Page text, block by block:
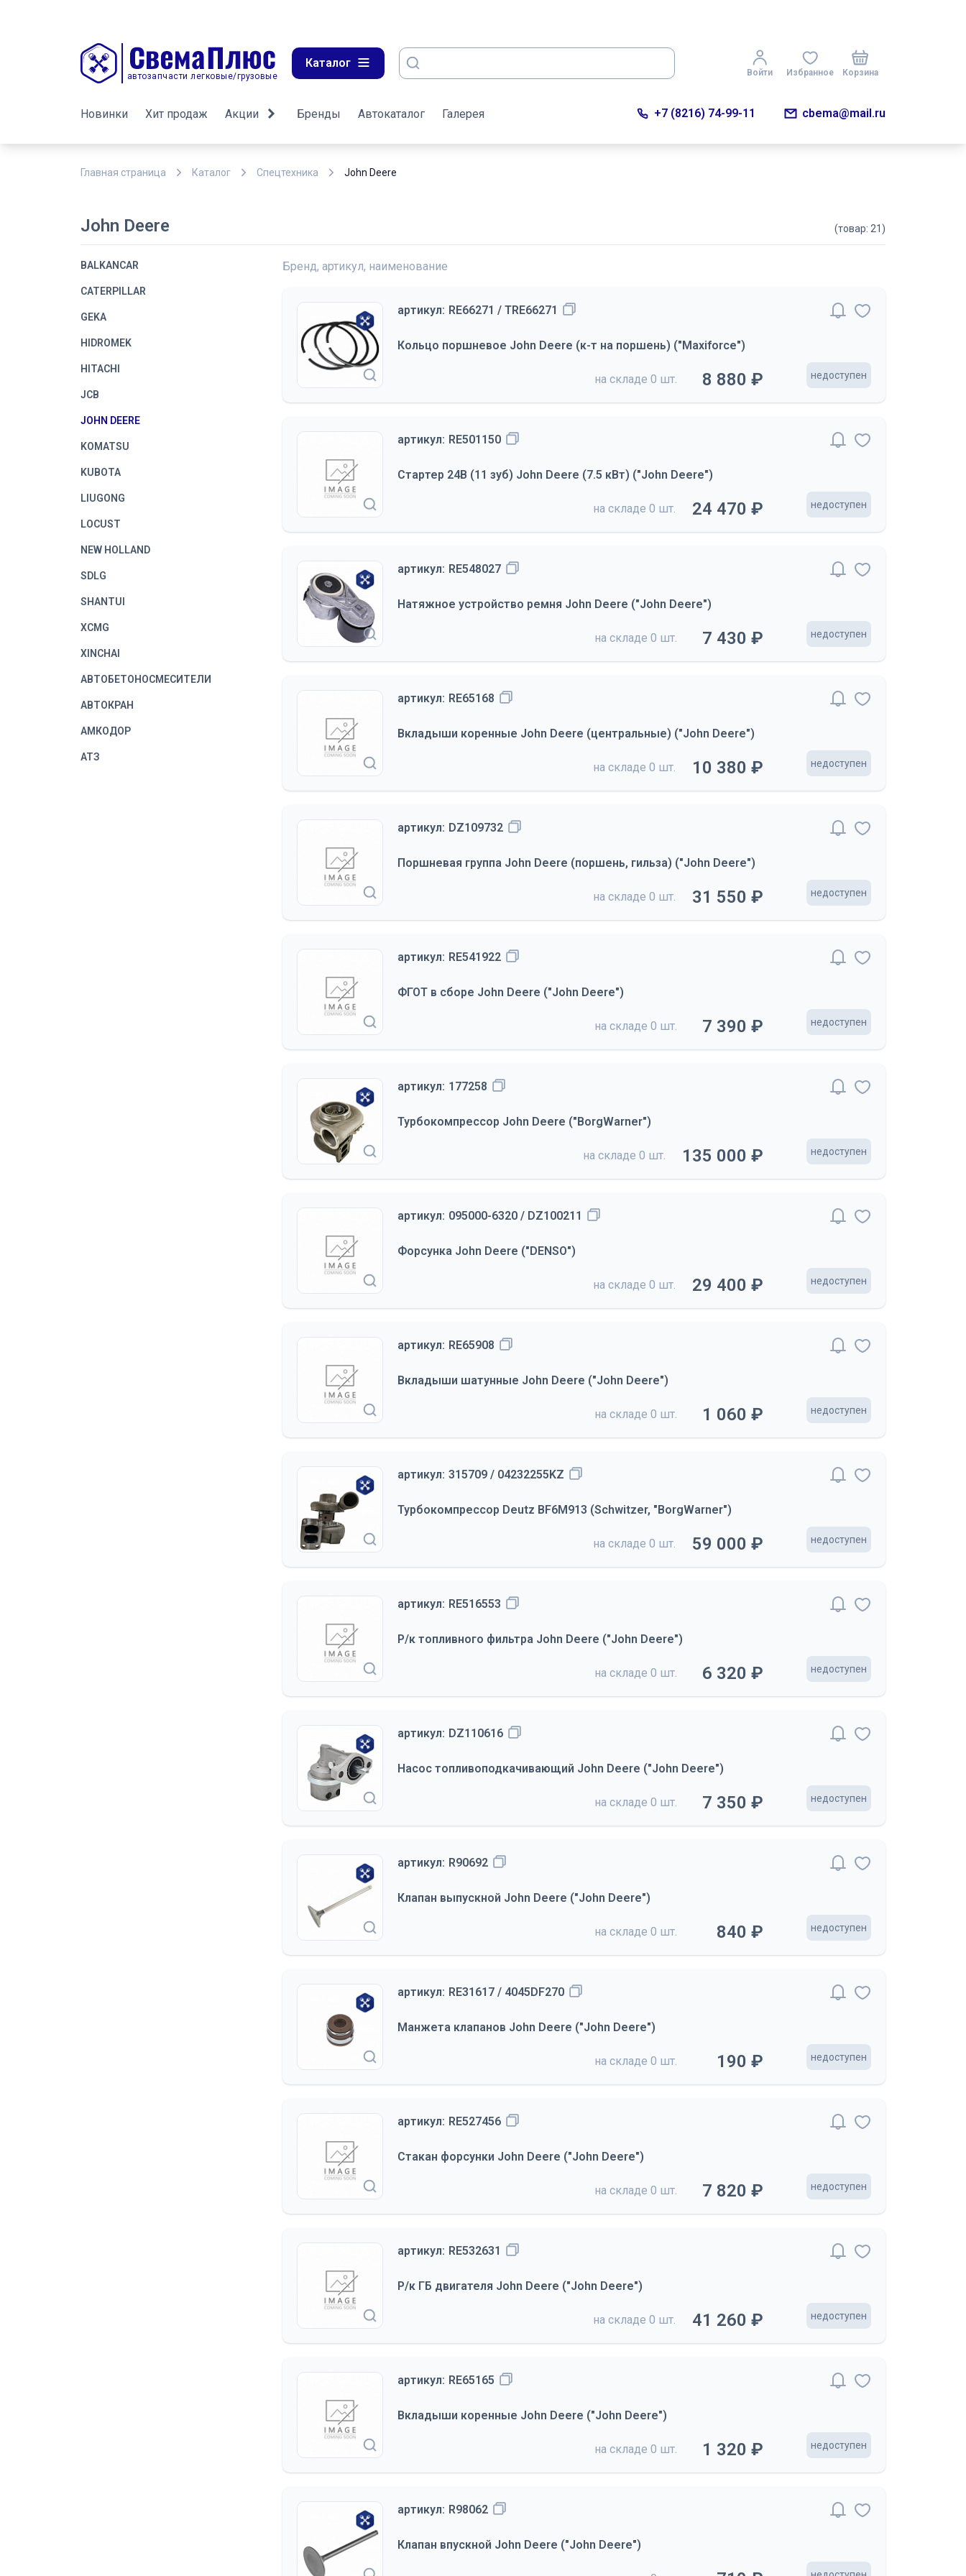
автозапчасти легковые/грузовые
Каталог
Войти Избранное Корзина
Новинки Хит продаж Акции Бренды Автокаталог Галерея +7 (8216) 74-99-11 cbema@mail.ru
Главная страница Каталог Спецтехника John Deere
John Deere (товар: 21)
BALKANCAR
CATERPILLAR
GEKA
HIDROMEK
HITACHI
JCB
JOHN DEERE
KOMATSU
KUBOTA
LIUGONG
LOCUST
NEW HOLLAND
SDLG
SHANTUI
XCMG
XINCHAI
АВТОБЕТОНОСМЕСИТЕЛИ
АВТОКРАН
АМКОДОР
АТЗ
Бренд, артикул, наименование
артикул: RE66271 / TRE66271
Кольцо поршневое John Deere (к-т на поршень) ("Maxiforce")
на складе 0 шт. 8 880 ₽ недоступен
артикул: RE501150
Стартер 24В (11 зуб) John Deere (7.5 кВт) ("John Deere")
на складе 0 шт. 24 470 ₽ недоступен
артикул: RE548027
Натяжное устройство ремня John Deere ("John Deere")
на складе 0 шт. 7 430 ₽ недоступен
артикул: RE65168
Вкладыши коренные John Deere (центральные) ("John Deere")
на складе 0 шт. 10 380 ₽ недоступен
артикул: DZ109732
Поршневая группа John Deere (поршень, гильза) ("John Deere")
на складе 0 шт. 31 550 ₽ недоступен
артикул: RE541922
ФГОТ в сборе John Deere ("John Deere")
на складе 0 шт. 7 390 ₽ недоступен
артикул: 177258
Турбокомпрессор John Deere ("BorgWarner")
на складе 0 шт. 135 000 ₽ недоступен
артикул: 095000-6320 / DZ100211
Форсунка John Deere ("DENSO")
на складе 0 шт. 29 400 ₽ недоступен
артикул: RE65908
Вкладыши шатунные John Deere ("John Deere")
на складе 0 шт. 1 060 ₽ недоступен
артикул: 315709 / 04232255KZ
Турбокомпрессор Deutz BF6M913 (Schwitzer, "BorgWarner")
на складе 0 шт. 59 000 ₽ недоступен
артикул: RE516553
Р/к топливного фильтра John Deere ("John Deere")
на складе 0 шт. 6 320 ₽ недоступен
артикул: DZ110616
Насос топливоподкачивающий John Deere ("John Deere")
на складе 0 шт. 7 350 ₽ недоступен
артикул: R90692
Клапан выпускной John Deere ("John Deere")
на складе 0 шт. 840 ₽ недоступен
артикул: RE31617 / 4045DF270
Манжета клапанов John Deere ("John Deere")
на складе 0 шт. 190 ₽ недоступен
артикул: RE527456
Стакан форсунки John Deere ("John Deere")
на складе 0 шт. 7 820 ₽ недоступен
артикул: RE532631
Р/к ГБ двигателя John Deere ("John Deere")
на складе 0 шт. 41 260 ₽ недоступен
артикул: RE65165
Вкладыши коренные John Deere ("John Deere")
на складе 0 шт. 1 320 ₽ недоступен
артикул: R98062
Клапан впускной John Deere ("John Deere")